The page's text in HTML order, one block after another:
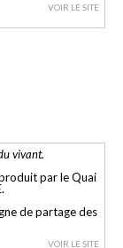
VOIR LE SITE
vivant.
par le Quai
de partage des
VOIR LE SITE